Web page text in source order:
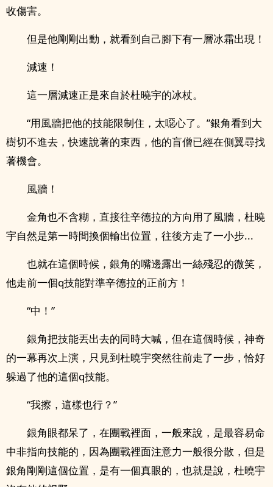
收傷害。
但是他剛剛出動，就看到自己腳下有一層冰霜出現！
減速！
這一層減速正是來自於杜曉宇的冰杖。
“用風牆把他的技能限制住，太噁心了。”銀角看到大
樹切不進去，快速說著的東西，他的盲僧已經在側翼尋找
著機會。
風牆！
金角也不含糊，直接往辛德拉的方向用了風牆，杜曉
宇自然是第一時間換個輸出位置，往後方走了一小步...
也就在這個時候，銀角的嘴邊露出一絲殘忍的微笑，
他走前一個q技能對準辛德拉的正前方！
“中！”
銀角把技能丟出去的同時大喊，但在這個時候，神奇
的一幕再次上演，只見到杜曉宇突然往前走了一步，恰好
躲過了他的這個q技能。
“我擦，這樣也行？”
銀角眼都呆了，在團戰裡面，一般來說，是最容易命
中非指向技能的，因為團戰裡面注意力一般很分散，但是
銀角剛剛這個位置，是有一個真眼的，也就是說，杜曉宇